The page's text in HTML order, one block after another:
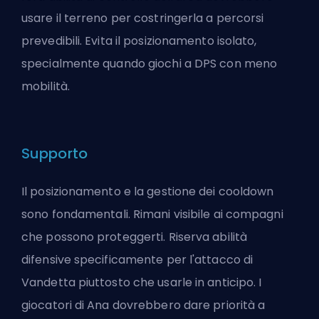
usare il terreno per costringerla a percorsi
prevedibili. Evita il posizionamento isolato,
specialmente quando giochi a DPS con meno
mobilità.
Supporto
Il posizionamento e la gestione dei cooldown
sono fondamentali. Rimani visibile ai compagni
che possono proteggerti. Riserva abilità
difensive specificamente per l'attacco di
Vandetta piuttosto che usarle in anticipo. I
giocatori di Ana dovrebbero dare priorità a